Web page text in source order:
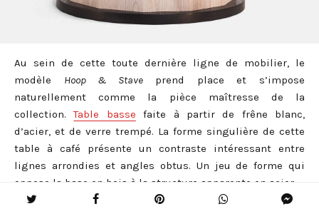
Au sein de cette toute dernière ligne de mobilier, le
modèle Hoop & Staveprend place et s’impose
naturellement comme la pièce maîtresse de la
collection.Table basse faite à partir de frêne blanc,
d’acier, et de verre trempé. La forme singulière de cette
table à café présente un contraste intéressant entre
lignes arrondies et angles obtus. Un jeu de forme qui
oppose la base en bois à la structure apparente en acier.